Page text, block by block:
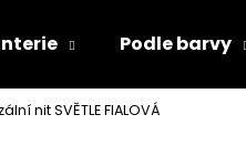
Podle barvy
nit SVĚTLE FIALOVÁ
Co potřebujete